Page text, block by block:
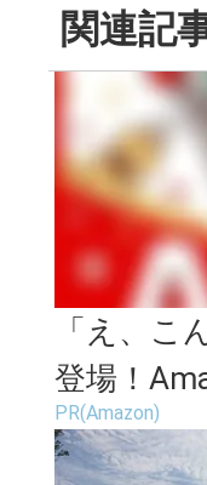
関連記
「え、こ
登場！
PR(Amazon)